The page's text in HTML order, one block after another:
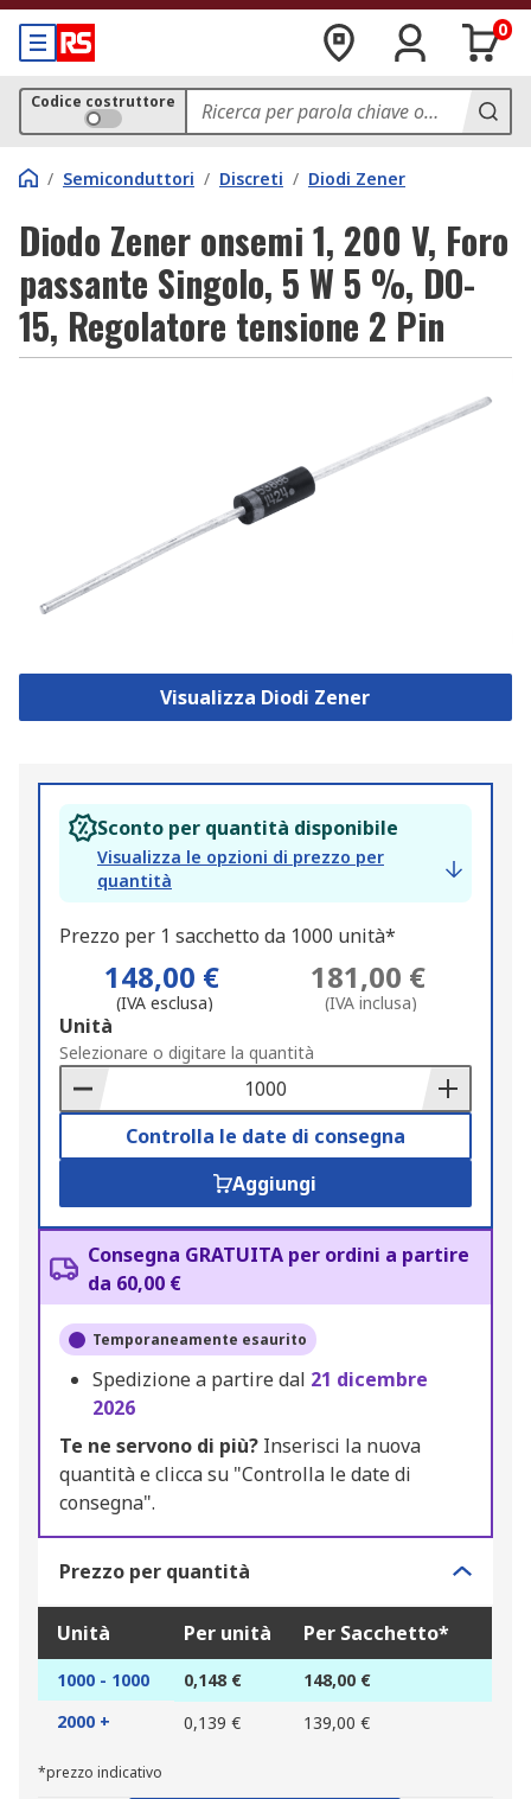
0
Codice costruttore
/ Semiconduttori / Discreti / Diodi Zener
Diodo Zener onsemi 1, 200 V, Foro
passante Singolo, 5 W 5 %, DO-
15, Regolatore tensione 2 Pin
Visualizza Diodi Zener
Sconto per quantità disponibile
Visualizza le opzioni di prezzo per
quantità
Prezzo per 1 sacchetto da 1000 unità*
148,00 €
(IVA esclusa)
181,00 €
(IVA inclusa)
Add
to
Basket
Unità
Selezionare o digitare la quantità
Controlla le date di consegna
Aggiungi
Consegna GRATUITA per ordini a partire
da 60,00 €
Temporaneamente esaurito
Spedizione a partire dal 21 dicembre
2026
Te ne servono di più? Inserisci la nuova
quantità e clicca su "Controlla le date di
consegna".
Prezzo per quantità
Unità Per unità Per Sacchetto*
1000 - 1000 0,148 €
148,00 €
2000 +
0,139 € 139,00 €
*prezzo indicativo